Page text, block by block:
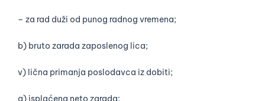
– za rad duži od punog radnog vremena;
b) bruto zarada zaposlenog lica;
v) lična primanja poslodavca iz dobiti;
g) isplaćena neto zarada: